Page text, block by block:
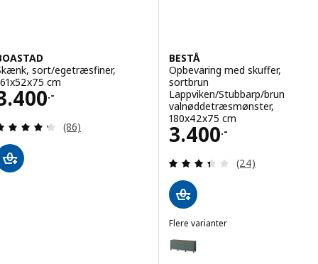
sort/egetræsfiner,
cm
.-
3400.-
Anmeld: 4.3 ud af 5 Stjerner. Anmeldelser i alt:
(86)
BESTÅ
Opbevaring med skuffer,
sortbrun
Lappviken/Stubbarp/brun
valnøddetræsmønster,
180x42x75 cm
3.400.-
Pris 3400.-
Anmeld: 3.4 ud
(24)
Flere varianter
Mulighed: BESTÅ, Opbevaring